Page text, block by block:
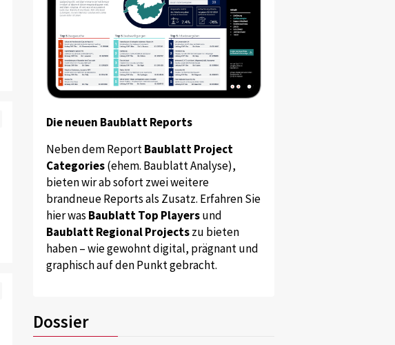
Die neuen Baublatt Reports
Neben dem ReportBaublatt Project
Categories(ehem. Baublatt Analyse),
bieten wir ab sofort zwei weitere
brandneue Reports als Zusatz. Erfahren Sie
hier was Baublatt Top Playersund
Baublatt Regional Projectszu bieten
haben – wie gewohnt digital, prägnant und
graphisch auf den Punkt gebracht.
Dossier